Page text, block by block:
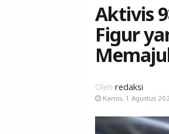
Aktivis
Figur
Oleh redaksi
Kamis, 1 Agustus